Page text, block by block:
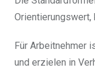
Orientierungswert,
Für Arbeitnehmer
und erzielen in